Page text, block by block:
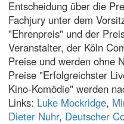
Entscheidung über die
Fachjury unter dem
"Ehrenpreis" und der
Veranstalter, der Köln
Preise und werden ohne
Preise "Erfolgreichster
Kino-Komödie" werden
Links: Luke Mockridge,
Dieter Nuhr, Deutscher